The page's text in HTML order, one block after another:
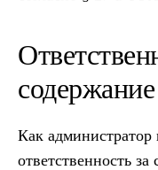
содержание
Как администратор
ответственность